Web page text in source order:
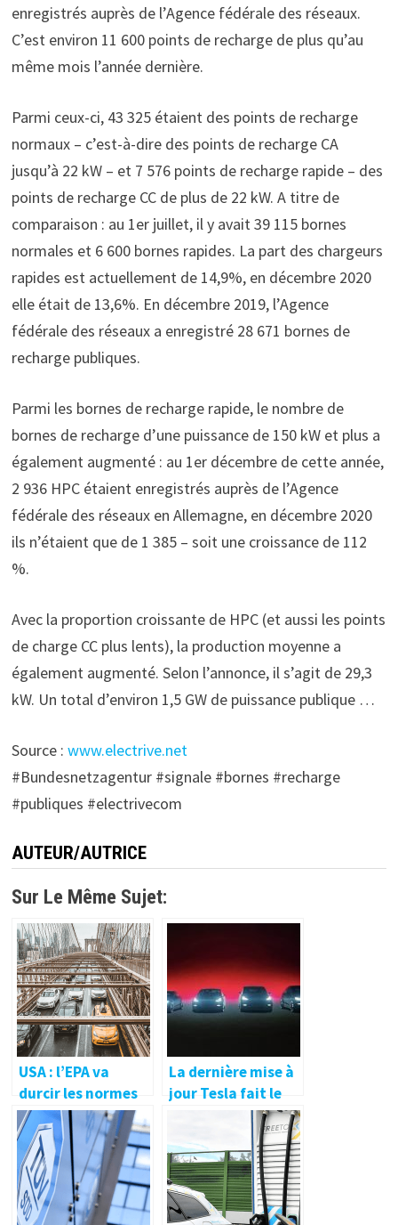
enregistrés auprès de l’Agence fédérale des réseaux.
C’est environ 11 600 points de recharge de plus qu’au
même mois l’année dernière.
Parmi ceux-ci, 43 325 étaient des points de recharge
normaux – c’est-à-dire des points de recharge CA
jusqu’à 22 kW – et 7 576 points de recharge rapide – des
points de recharge CC de plus de 22 kW. A titre de
comparaison : au 1er juillet, il y avait 39 115 bornes
normales et 6 600 bornes rapides. La part des chargeurs
rapides est actuellement de 14,9%, en décembre 2020
elle était de 13,6%. En décembre 2019, l’Agence
fédérale des réseaux a enregistré 28 671 bornes de
recharge publiques.
Parmi les bornes de recharge rapide, le nombre de
bornes de recharge d’une puissance de 150 kW et plus a
également augmenté : au 1er décembre de cette année,
2 936 HPC étaient enregistrés auprès de l’Agence
fédérale des réseaux en Allemagne, en décembre 2020
ils n’étaient que de 1 385 – soit une croissance de 112
%.
Avec la proportion croissante de HPC (et aussi les points
de charge CC plus lents), la production moyenne a
également augmenté. Selon l’annonce, il s’agit de 29,3
kW. Un total d’environ 1,5 GW de puissance publique …
Source : www.electrive.net
#Bundesnetzagentur #signale #bornes #recharge
#publiques #electrivecom
AUTEUR/AUTRICE
Sur Le Même Sujet:
USA : l’EPA va
durcir les normes
d’émissions pour
2026
La dernière mise à
jour Tesla fait le
fonctionnalités
pour Noël